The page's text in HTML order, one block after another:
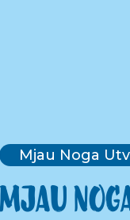
Mjau Noga
Mjau